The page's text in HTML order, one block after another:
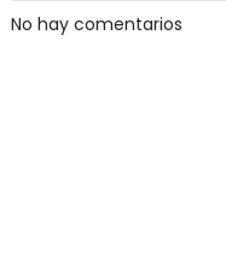
No hay comentarios